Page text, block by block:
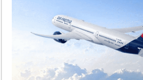
베트남 세무당국, 납세자 정보 공개 기준·절차 명